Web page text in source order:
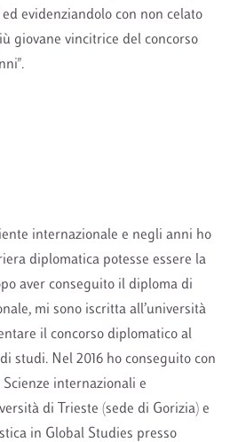
evidenziandolo con non celato
giovane vincitrice del concorso
internazionale e negli anni ho
diplomatica potesse essere la
aver conseguito il diploma di
mi sono iscritta all’università
il concorso diplomatico al
studi. Nel 2016 ho conseguito con
internazionali e
di Trieste (sede di Gorizia) e
in Global Studies presso